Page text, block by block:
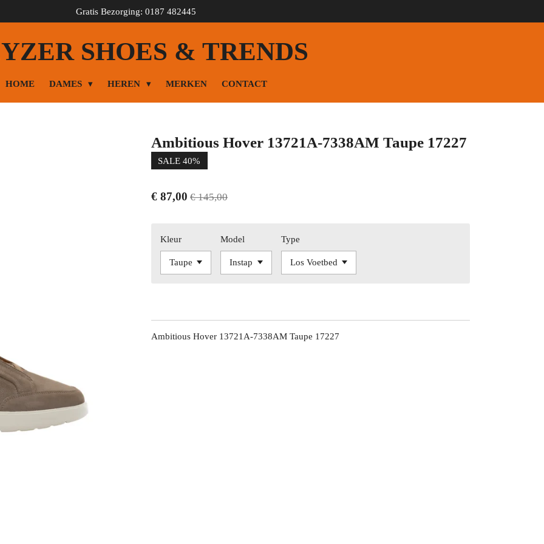
Gratis Bezorging: 0187 482445
SHOES & TRENDS
HOME DAMES HEREN MERKEN CONTACT
Ambitious Hover 13721A-7338AM Taupe 17227
SALE 40%
€ 87,00 € 145,00
Kleur Model Type
Ambitious Hover 13721A-7338AM Taupe 17227